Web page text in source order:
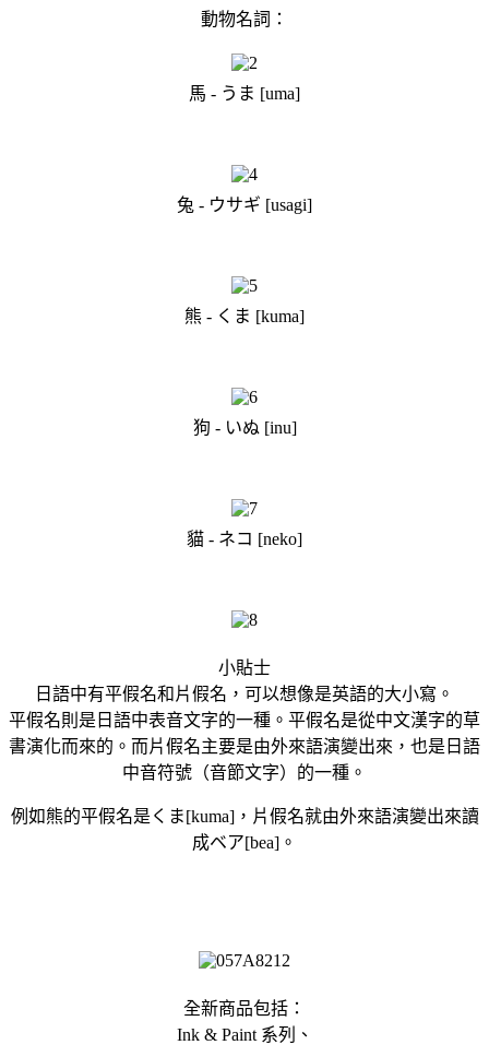
動物名詞：
馬 - うま [uma]
兔 - ウサギ [usagi]
熊 - くま [kuma]
狗 - いぬ [inu]
貓 - ネコ [neko]
小貼士
日語中有平假名和片假名，可以想像是英語的大小寫。
平假名則是日語中表音文字的一種。平假名是從中文漢字的草
書演化而來的。而片假名主要是由外來語演變出來，也是日語
中音符號（音節文字）的一種。
例如熊的平假名是くま[kuma]，片假名就由外來語演變出來讀
成ベア[bea]。
全新商品包括：
Ink & Paint 系列、